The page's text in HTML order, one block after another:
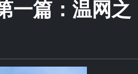
一篇：温网之